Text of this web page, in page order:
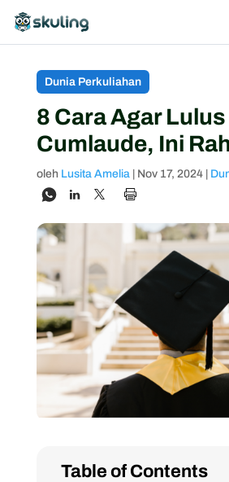
Dunia Perkuliahan
8 Cara Agar Lulus
Cumlaude, Ini
oleh Lusita Amelia| Nov 17, 2024|
Table of Contents